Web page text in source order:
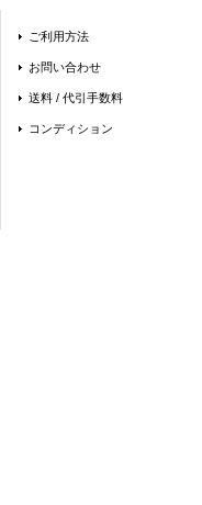
ご利用方法
お問い合わせ
送料 / 代引手数料
コンディション